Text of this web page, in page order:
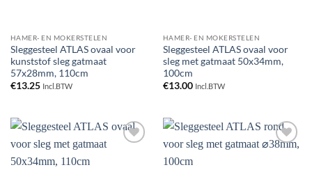
HAMER- EN MOKERSTELEN
Sleggesteel ATLAS ovaal voor
kunststof sleg gatmaat
57x28mm, 110cm
€13.25 Incl.BTW
HAMER- EN MOKERSTELEN
Sleggesteel ATLAS ovaal voor
sleg met gatmaat 50x34mm,
100cm
€13.00 Incl.BTW